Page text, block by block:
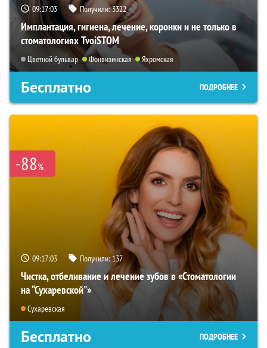
09:17:02 Получили:3322
Имплантация, гигиена, лечение, коронки и не только в
стоматологиях TvoiSTOM
Цветной бульвар Фонвизинская Яхромская
Бесплатно ПОДРОБНЕЕ
-88%
09:17:02 Получили:137
Чистка, отбеливание и лечение зубов в «Стоматологии
на “Сухаревской”»
Сухаревская
Бесплатно ПОДРОБНЕЕ